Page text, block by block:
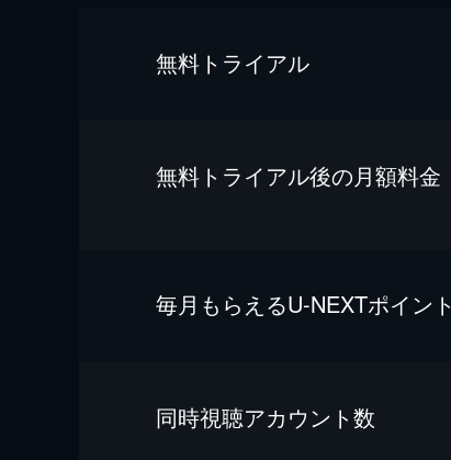
無料トライアル
無料トライアル後の⽉額料金
毎⽉もらえるU-NEXTポイント
同時視聴アカウント数